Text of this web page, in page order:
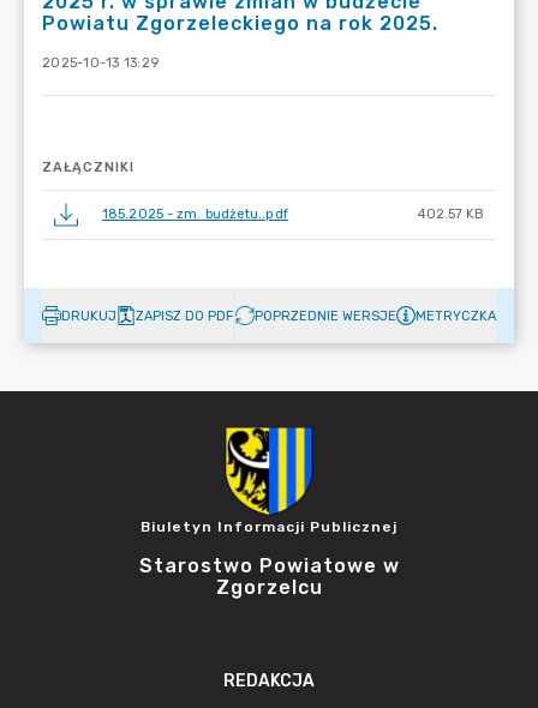
Powiatu Zgorzeleckiego na rok 2025.
2025-10-13 13:29
ZAŁĄCZNIKI
185.2025 - zm. budżetu..pdf 402.57 KB
DRUKUJ ZAPISZ DO PDF POPRZEDNIE WERSJE METRYCZKA
Biuletyn Informacji Publicznej
Starostwo Powiatowe w
Zgorzelcu
REDAKCJA